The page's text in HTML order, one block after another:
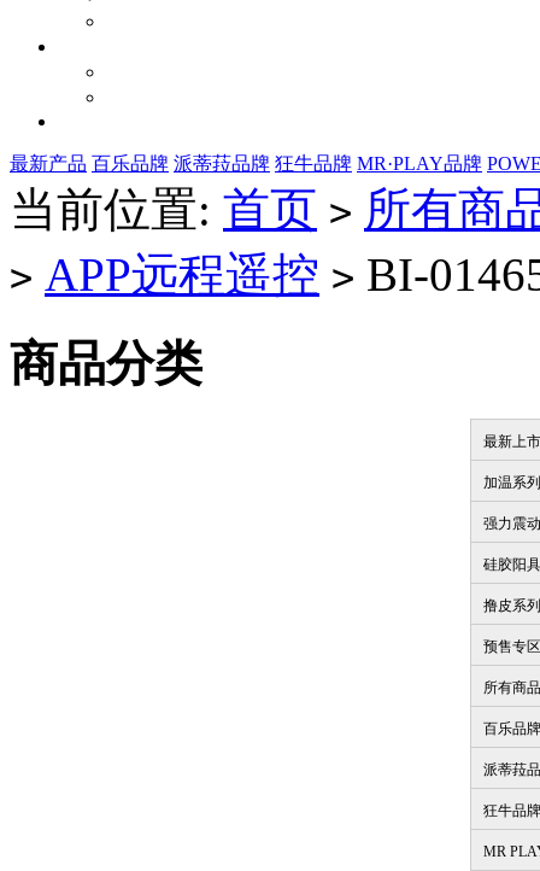
最新产品 百乐品牌 派蒂菈品牌 狂牛品牌 MR·PLAY品牌
当前位置: 首页 > 所有商
> APP远程遥控 > BI-
商品分类
最新上市
加温系列
强力震动
硅胶阳具
撸皮系列
预售专区
所有商品
百乐品牌
派蒂菈
狂牛品牌
MR